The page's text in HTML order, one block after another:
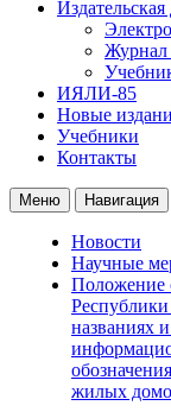
Издательская
Журнал
ИЯЛИ-85
Новые
Учебники
Контакты
Меню Навигация
Новости
Научные
Положение
названиях
жилых